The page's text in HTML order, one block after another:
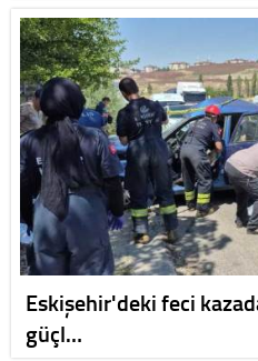
Eskişehir'deki feci
güçl…